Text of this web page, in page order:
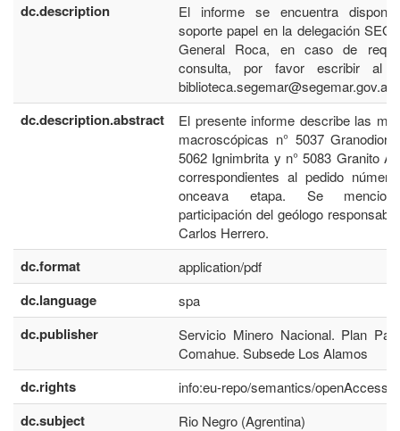
dc.description
El informe se encuentra
soporte papel en la delegación
General Roca, en caso de
consulta, por favor escribir al
biblioteca.segemar@segemar.gov.ar
dc.description.abstract
El presente informe describe las
macroscópicas n° 5037
5062 Ignimbrita y n° 5083 Granito
correspondientes al pedido
onceava etapa. Se
participación del geólogo
Carlos Herrero.
dc.format application/pdf
dc.language spa
dc.publisher
Servicio Minero Nacional. Plan
Comahue. Subsede Los Alamos
dc.rights info:eu-repo/semantics/openAccess
dc.subject Rio Negro (Agrentina)